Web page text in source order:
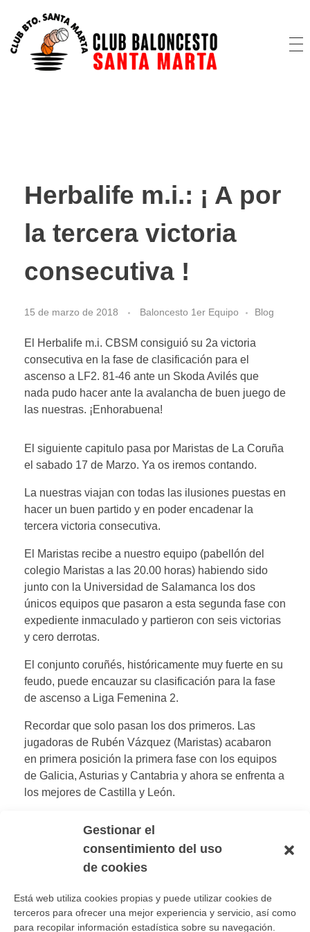
Gestionar el
consentimiento del uso
de cookies
Está web utiliza cookies propias y puede utilizar cookies de
terceros para ofrecer una mejor experiencia y servicio, así como
para recopilar información estadística sobre su navegación.
Herbalife m.i.: ¡ A por
la tercera victoria
consecutiva !
15 de marzo de 2018 Baloncesto 1er Equipo Blog
El Herbalife m.i. CBSM consiguió su 2a victoria
consecutiva en la fase de clasificación para el
ascenso a LF2. 81-46 ante un Skoda Avilés que
nada pudo hacer ante la avalancha de buen juego de
las nuestras. ¡Enhorabuena!
El siguiente capitulo pasa por Maristas de La Coruña
el sabado 17 de Marzo. Ya os iremos contando.
La nuestras viajan con todas las ilusiones puestas en
hacer un buen partido y en poder encadenar la
tercera victoria consecutiva.
El Maristas recibe a nuestro equipo (pabellón del
colegio Maristas a las 20.00 horas) habiendo sido
junto con la Universidad de Salamanca los dos
únicos equipos que pasaron a esta segunda fase con
expediente inmaculado y partieron con seis victorias
y cero derrotas.
El conjunto coruñés, históricamente muy fuerte en su
feudo, puede encauzar su clasificación para la fase
de ascenso a Liga Femenina 2.
Recordar que solo pasan los dos primeros. Las
jugadoras de Rubén Vázquez (Maristas) acabaron
en primera posición la primera fase con los equipos
de Galicia, Asturias y Cantabria y ahora se enfrenta a
los mejores de Castilla y León.